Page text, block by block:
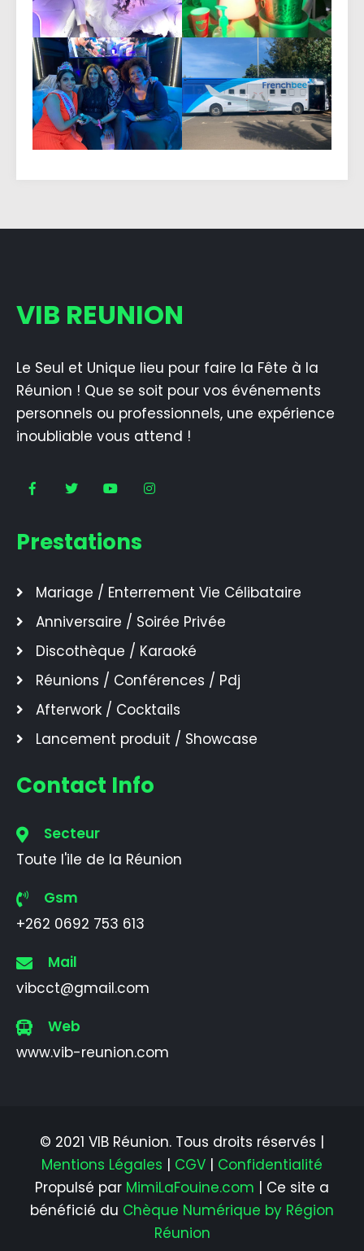
VIB REUNION
Le Seul et Unique lieu pour faire la Fête à la
Réunion ! Que se soit pour vos événements
personnels ou professionnels, une expérience
inoubliable vous attend !
Prestations
Mariage / Enterrement Vie Célibataire
Anniversaire / Soirée Privée
Discothèque / Karaoké
Réunions / Conférences / Pdj
Afterwork / Cocktails
Lancement produit / Showcase
Contact Info
Secteur
Toute l'ile de la Réunion
Gsm
+262 0692 753 613
Mail
vibcct@gmail.com
Web
www.vib-reunion.com
© 2021 VIB Réunion. Tous droits réservés |
Mentions Légales | CGV | Confidentialité
Propulsé par MimiLaFouine.com | Ce site a
bénéficié du Chèque Numérique by Région
Réunion